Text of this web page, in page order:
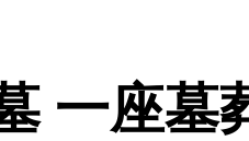
一座墓